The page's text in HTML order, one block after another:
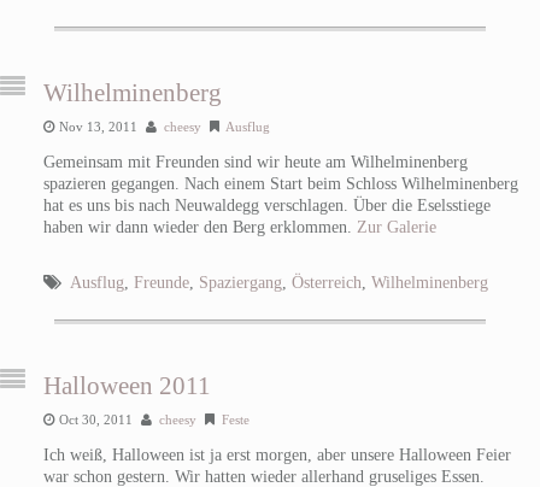
Wilhelminenberg
Nov 13, 2011 cheesy Ausflug
Gemeinsam mit Freunden sind wir heute am Wilhelminenberg
spazieren gegangen. Nach einem Start beim Schloss Wilhelminenberg
hat es uns bis nach Neuwaldegg verschlagen. Über die Eselsstiege
haben wir dann wieder den Berg erklommen. Zur Galerie
Ausflug Freunde, Spaziergang Österreich Wilhelminenberg
Halloween 2011
Oct 30, 2011 cheesy Feste
Ich weiß, Halloween ist ja erst morgen, aber unsere Halloween Feier
war schon gestern. Wir hatten wieder allerhand gruseliges Essen.